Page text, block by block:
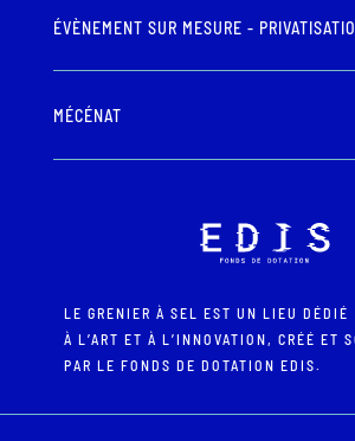
ÉVÈNEMENT SUR MESURE -
MÉCÉNAT
LE GRENIER À SEL EST UN LIEU DÉDIÉ
À L’ART ET À L’INNOVATION, CRÉÉ ET
PAR LE FONDS DE DOTATION EDIS.